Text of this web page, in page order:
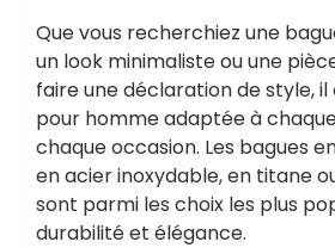
Que vous recherchiez une
un look minimaliste ou une
faire une déclaration de style, il
pour homme adaptée à
chaque occasion. Les bagues
en acier inoxydable, en titane
sont parmi les choix les plus
durabilité et élégance.